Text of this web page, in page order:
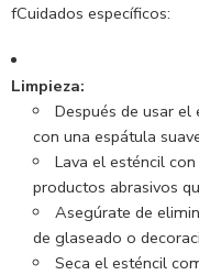
fCuidados específicos:
Limpieza:
Después de usar
con una espátula
Lava el esténcil
productos abrasivos
Asegúrate de
de glaseado o
Seca el esténcil